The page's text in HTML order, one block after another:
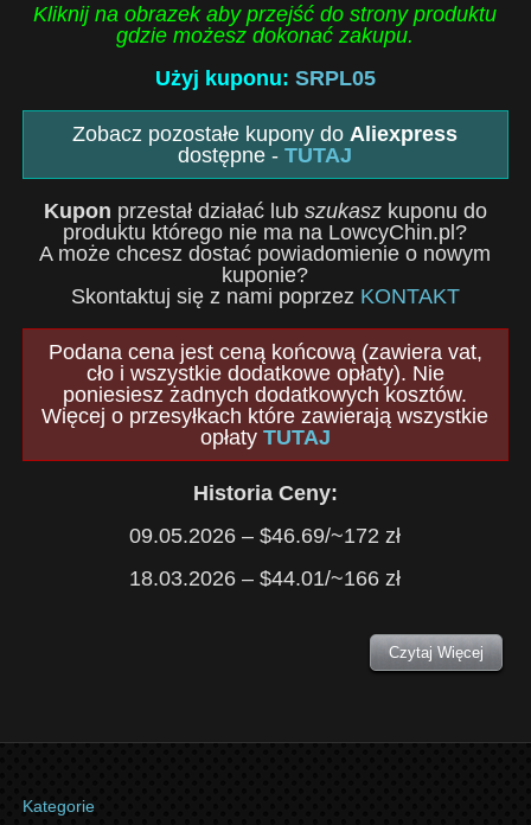
Kliknij na obrazek aby przejść do strony produktu
gdzie możesz dokonać zakupu.
Użyj kuponu: SRPL05
Zobacz pozostałe kupony do Aliexpress
dostępne -TUTAJ
Kupon przestał działać lub szukaszkuponu do
produktu którego nie ma na LowcyChin.pl?
A może chcesz dostać powiadomienie o nowym
kuponie?
Skontaktuj się z nami poprzez KONTAKT
Podana cena jest ceną końcową (zawiera vat,
cło i wszystkie dodatkowe opłaty). Nie
poniesiesz żadnych dodatkowych kosztów.
Więcej o przesyłkach które zawierają wszystkie
opłaty TUTAJ
Historia Ceny:
09.05.2026 – $46.69/~172 zł
18.03.2026 – $44.01/~166 zł
Czytaj Więcej
Kategorie